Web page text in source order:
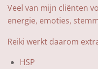
Veel van mijn cliënten
energie, emoties,
Reiki werkt daarom
HSP